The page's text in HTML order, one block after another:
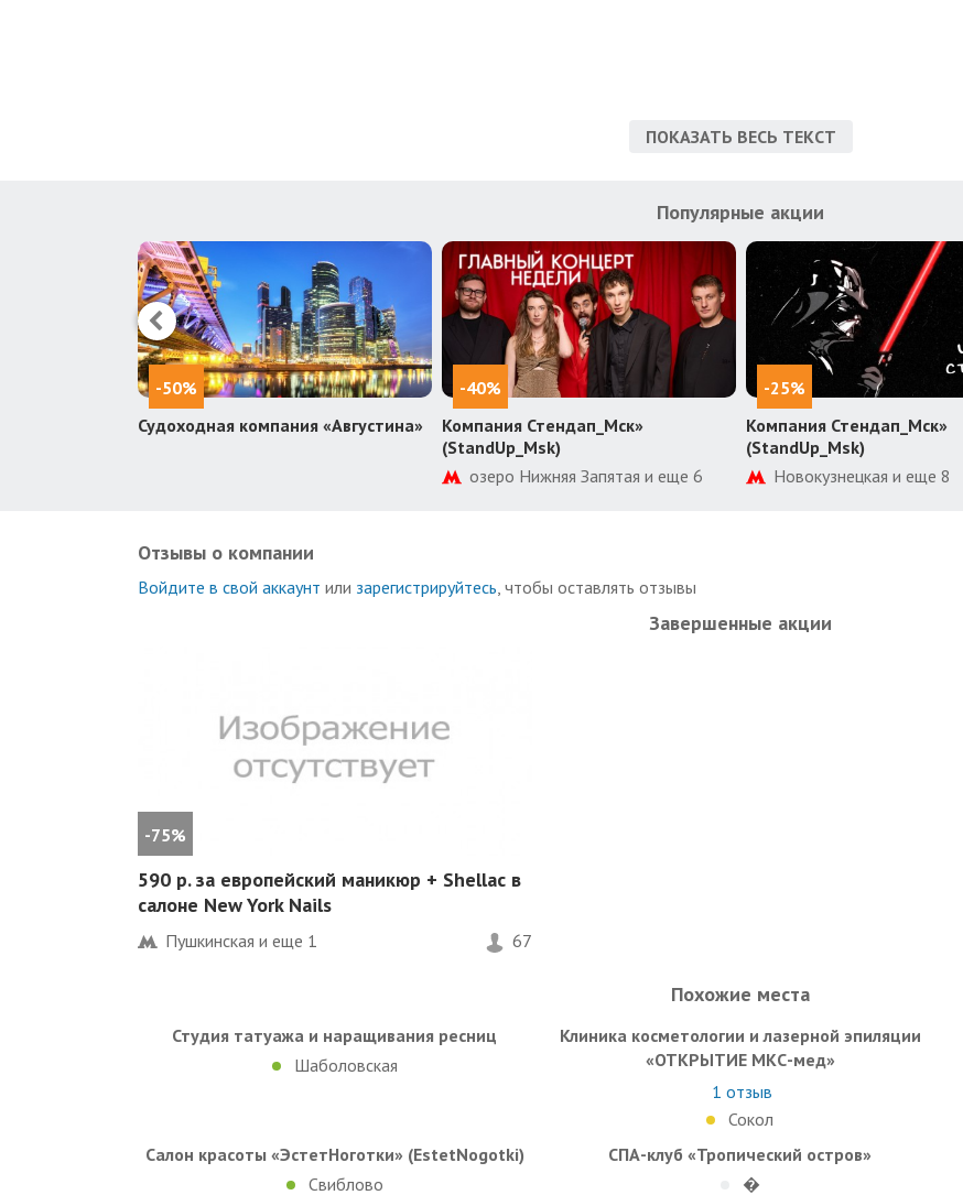
ПОКАЗАТЬ ВЕСЬ ТЕКСТ
Популярные акции
-50%
Судоходная компания «Августина»
-40%
Компания Стендап_Мск»
(StandUp_Msk)
озеро Нижняя Запятая и еще 6
-25%
Компания Стендап_Мск»
(StandUp_Msk)
Новокузнецкая и еще 8
Отзывы о компании
Войдите в свой аккаунт или зарегистрируйтесь , чтобы оставлять отзывы
Завершенные акции
-75%
590 р. за европейский маникюр + Shellac в
салоне New York Nails
Пушкинская и еще 1 67
Похожие места
Студия татуажа и наращивания ресниц
Шаболовская
Клиника косметологии и лазерной эпиляции
«ОТКРЫТИЕ МКС-мед»
1 отзыв
Сокол
Салон красоты «ЭстетНоготки» (EstetNogotki)
Свиблово
СПА-клуб «Тропический остров»
�